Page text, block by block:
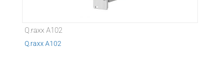
Q.raxx A102
Q.raxx A102